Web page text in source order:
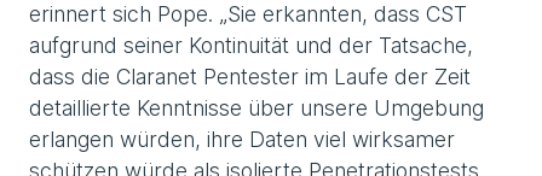
erinnert sich Pope. „Sie erkannten, dass CST
aufgrund seiner Kontinuität und der Tatsache,
dass die Claranet Pentester im Laufe der Zeit
detaillierte Kenntnisse über unsere Umgebung
erlangen würden, ihre Daten viel wirksamer
schützen würde als isolierte Penetrationstests